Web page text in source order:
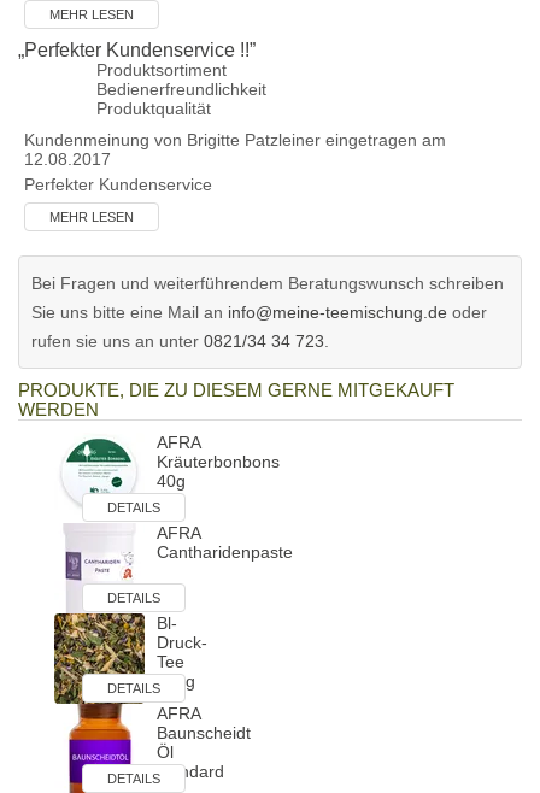
MEHR LESEN
„Perfekter Kundenservice !!”
Produktsortiment
Bedienerfreundlichkeit
Produktqualität
Kundenmeinung von Brigitte Patzleiner eingetragen am
12.08.2017
Perfekter Kundenservice
MEHR LESEN
Bei Fragen und weiterführendem Beratungswunsch schreiben
Sie uns bitte eine Mail an info@meine-teemischung.de oder
rufen sie uns an unter 0821/34 34 723
PRODUKTE, DIE ZU DIESEM GERNE MITGEKAUFT
WERDEN
AFRA
Kräuterbonbons
40g
DETAILS
AFRA
Cantharidenpaste
DETAILS
Bl-
Druck-
Tee
200g
DETAILS
AFRA
Baunscheidt
Öl
standard
DETAILS